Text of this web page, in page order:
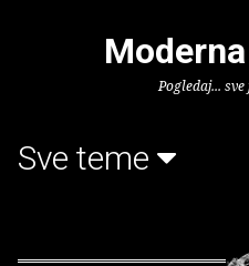
Pogledaj... sve
Sve teme